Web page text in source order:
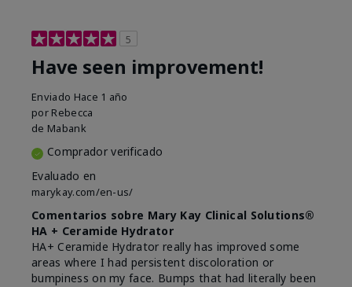
5
Have seen improvement!
Enviado Hace 1 año
por Rebecca
de Mabank
Comprador verificado
Evaluado en
marykay.com/en-us/
Comentarios sobre Mary Kay Clinical Solutions®
HA + Ceramide Hydrator
HA+ Ceramide Hydrator really has improved some
areas where I had persistent discoloration or
bumpiness on my face. Bumps that had literally been